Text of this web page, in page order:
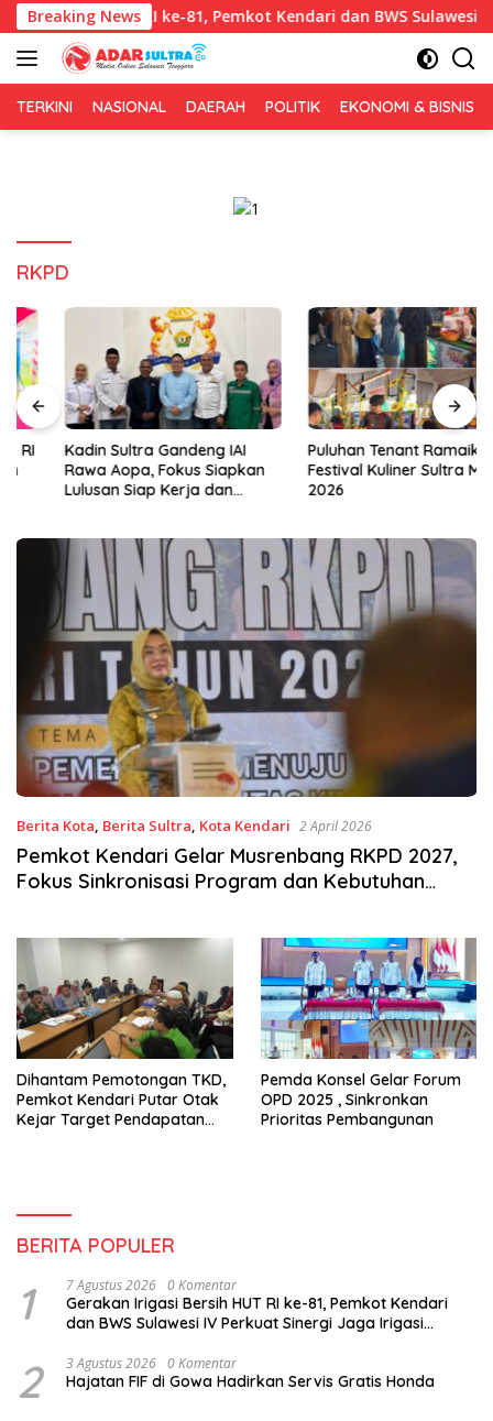
Langsung
ke
konten
Breaking News
HUT RI ke-81, Pemkot Kendari dan BWS Sulawesi IV
TERKINI NASIONAL DAERAH POLITIK EKONOMI & BISNIS
RKPD
Kadin Sultra Gandeng IAI
Rawa Aopa, Fokus Siapkan
Lulusan Siap Kerja dan
Puluhan Tenant Ramaikan
Festival Kuliner Sultra Maimo
Berita Kota, Berita Sultra, Kota Kendari 2 April 2026
Pemkot Kendari Gelar Musrenbang RKPD 2027,
Fokus Sinkronisasi Program dan Kebutuhan
Dihantam Pemotongan TKD,
Pemkot Kendari Putar Otak
Kejar Target Pendapatan
Pemda Konsel Gelar Forum
OPD 2025 , Sinkronkan
Prioritas Pembangunan
BERITA POPULER
1 7 Agustus 2026 0 Komentar
Gerakan Irigasi Bersih HUT RI ke-81, Pemkot Kendari
dan BWS Sulawesi IV Perkuat Sinergi Jaga Irigasi
2 3 Agustus 2026 0 Komentar
Hajatan FIF di Gowa Hadirkan Servis Gratis Honda